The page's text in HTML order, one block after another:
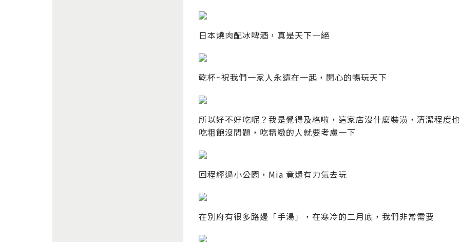
日本燒肉配冰啤酒，真是天下一絕
乾杯~祝我們一家人永遠在一起，開心的暢玩天下
所以好不好吃呢？我是覺得及格啦，這家店沒什麼裝潢，清潔程度
吃粗飽沒問題，吃精緻的人就要考慮一下
回程經過小公園，Mia 竟還有力氣去玩
在別府有很多路邊「手湯」，在寒冷的二月底，我們非常需要